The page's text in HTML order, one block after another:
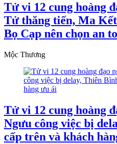
Tử vi 12 cung hoàng
Tử thăng tiến, Ma
Bọ Cạp nên chọn an
Mộc Thương
Tử vi 12 cung hoàng
Ngưu công việc bị
cấp trên và khách